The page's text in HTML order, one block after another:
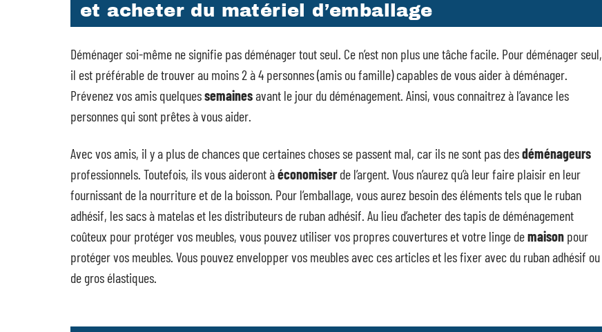
et acheter du matériel d’emballage
Déménager soi-même ne signifie pas déménager tout seul. Ce n’est non plus une tâche facile. Pour déménager seul,
il est préférable de trouver au moins 2 à 4 personnes (amis ou famille) capables de vous aider à déménager.
Prévenez vos amis quelquessemainesavant le jour du déménagement. Ainsi, vous connaitrez à l’avance les
personnes qui sont prêtes à vous aider.
Avec vos amis, il y a plus de chances que certaines choses se passent mal, car ils ne sont pas desdéménageurs
professionnels. Toutefois, ils vous aideront àéconomiserde l’argent. Vous n’aurez qu’à leur faire plaisir en leur
fournissant de la nourriture et de la boisson. Pour l’emballage, vous aurez besoin des éléments tels que le ruban
adhésif, les sacs à matelas et les distributeurs de ruban adhésif. Au lieu d’acheter des tapis de déménagement
coûteux pour protéger vos meubles, vous pouvez utiliser vos propres couvertures et votre linge demaison pour
protéger vos meubles. Vous pouvez envelopper vos meubles avec ces articles et les fixer avec du ruban adhésif ou
de gros élastiques.